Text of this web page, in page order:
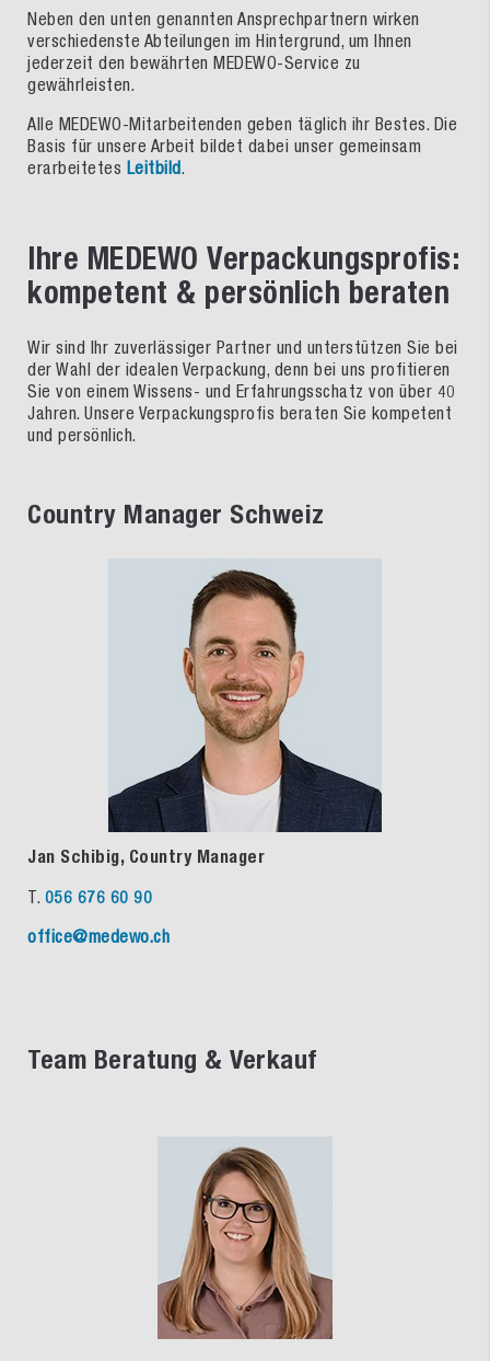
Neben den unten genannten Ansprechpartnern wirken
verschiedenste Abteilungen im Hintergrund, um Ihnen
jederzeit den bewährten MEDEWO-Service zu
gewährleisten.
Alle MEDEWO-Mitarbeitenden geben täglich ihr Bestes. Die
Basis für unsere Arbeit bildet dabei unser gemeinsam
erarbeitetes Leitbild.
Ihre MEDEWO Verpackungsprofis:
kompetent & persönlich beraten
Wir sind Ihr zuverlässiger Partner und unterstützen Sie bei
der Wahl der idealen Verpackung, denn bei uns profitieren
Sie von einem Wissens- und Erfahrungsschatz von über 40
Jahren. Unsere Verpackungsprofis beraten Sie kompetent
und persönlich.
Country Manager Schweiz
Jan Schibig, Country Manager
T. 056 676 60 90
office@medewo.ch
Team Beratung & Verkauf